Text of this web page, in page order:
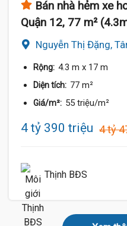
Bán nhà hẻm xe
Quận 12, 77 m²
Nguyễn Thị Đặng,
Rộng: 4.3 m x 17 m
Diện tích: 77 m²
Giá/m²: 55 triệu/m²
4 tỷ 390 triệu 4 tỷ
Thịnh BĐS